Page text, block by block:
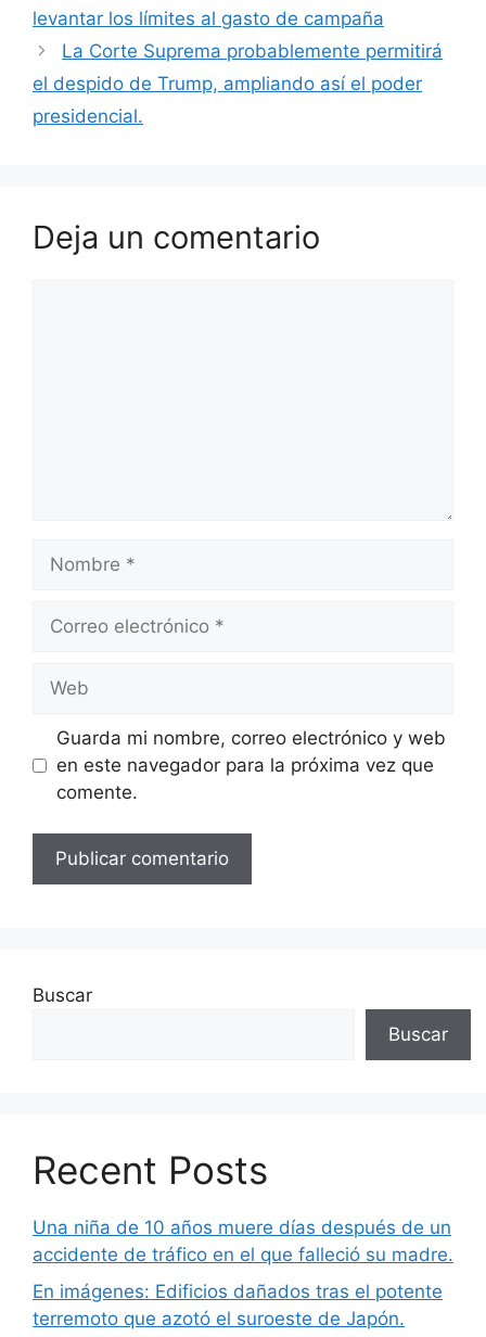
levantar los límites al gasto de campaña
La Corte Suprema probablemente permitirá
el despido de Trump, ampliando así el poder
presidencial.
Deja un comentario
electrónico
Guarda mi nombre, correo electrónico y web
en este navegador para la próxima vez que
comente.
Buscar
Buscar
Recent Posts
Una niña de 10 años muere días después de un
accidente de tráfico en el que falleció su madre.
En imágenes: Edificios dañados tras el potente
terremoto que azotó el suroeste de Japón.